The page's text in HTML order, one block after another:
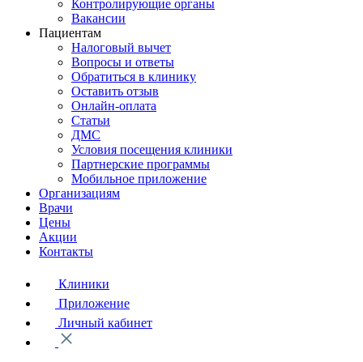
Контролирующие органы
Вакансии
Пациентам
Налоговый вычет
Вопросы и ответы
Обратиться в клинику
Оставить отзыв
Онлайн-оплата
Статьи
ДМС
Условия посещения клиники
Партнерские программы
Мобильное приложение
Организациям
Врачи
Цены
Акции
Контакты
Клиники
Приложение
Личный кабинет